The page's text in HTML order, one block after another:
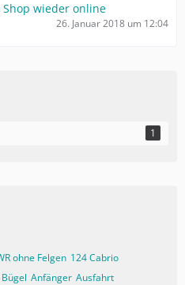
wieder online
26. Januar 2018 um 12:04
1
ohne Felgen 124 Cabrio
Anfänger Ausfahrt